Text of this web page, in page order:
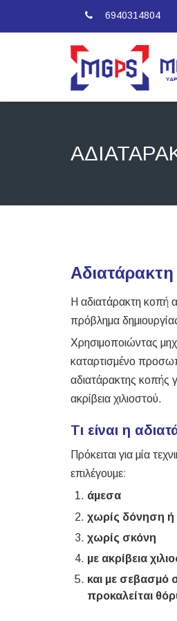
6940314804
Η αδιατάρακτη κοπή
πρόβλημα
Χρησιμοποιώντας
καταρτισμένο
αδιατάρακτης κοπής
ακρίβεια χιλιοστού.
Τι είναι η
Πρόκειται για μία
επιλέγουμε:
άμεσα
χωρίς δόνηση
χωρίς σκόνη
με ακρίβεια
και με σεβασμό
προκαλείται